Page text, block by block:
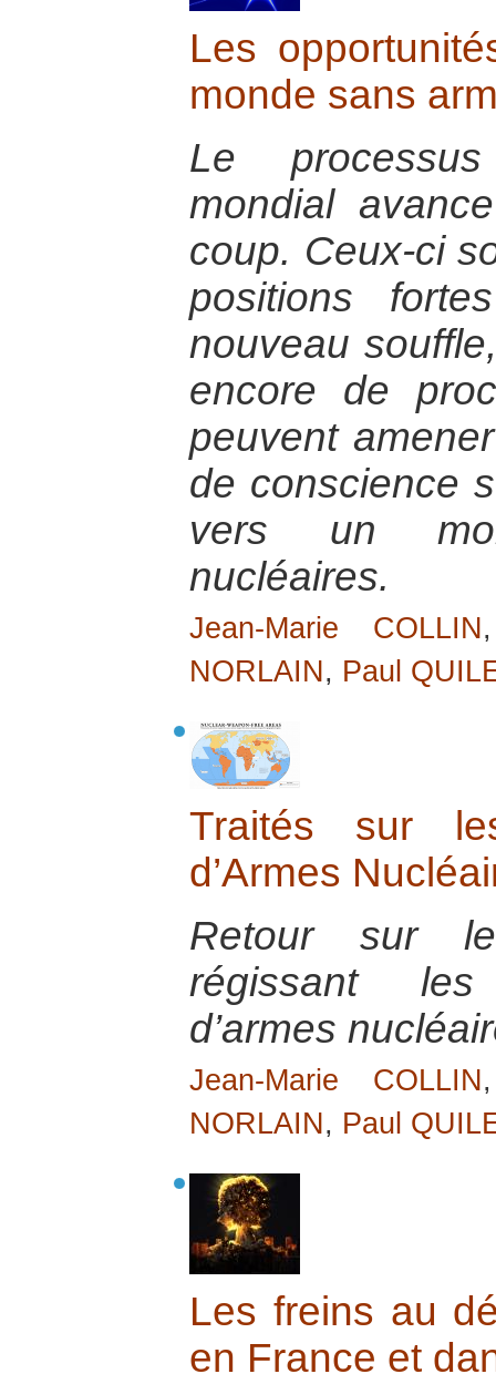
Les
monde sans
Le
mondial
coup. Ceux-ci
positions
nouveau
encore de
peuvent
de conscience
vers un
nucléaires.
Jean-Marie COLLIN
NORLAIN, Paul
Traités sur
d’Armes
Retour sur
régissant
d’armes
Jean-Marie COLLIN
NORLAIN, Paul
Les freins au
en France et